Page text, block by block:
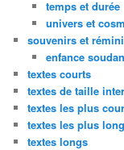
temps et durée
univers et
souvenirs et
enfance
textes courts
textes de taille
textes les plus
textes les plus
textes longs